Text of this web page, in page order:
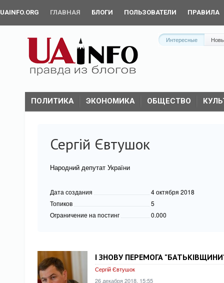
UAINFO.ORG ГЛАВНАЯ БЛОГИ ПОЛЬЗОВАТЕЛИ ПРАВИЛА
Интересные
ПОЛИТИКА ЭКОНОМИКА ОБЩЕСТВО
Сергій Євтушок
Народний депутат України
Дата создания
4 октября 2018
Топиков
5
Ограничение на постинг
0.000
І ЗНОВУ ПЕРЕМОГА
Сергій Євтушок
26 декабря 2018, 15:55